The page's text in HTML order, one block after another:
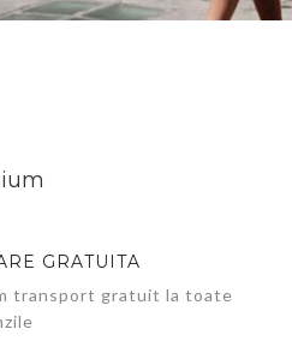
GRATUITA
transport gratuit la toate